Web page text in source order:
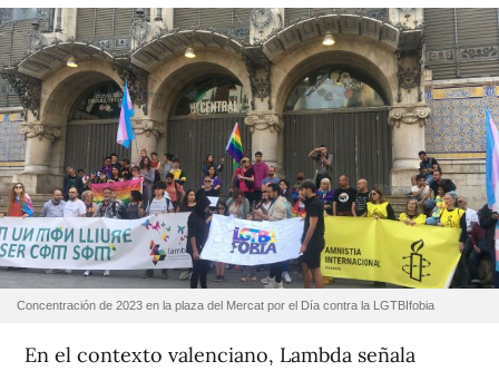
Concentración de 2023 en la plaza del Mercat por el Día contra la LGTBIfobia
En el contexto valenciano, Lambda señala